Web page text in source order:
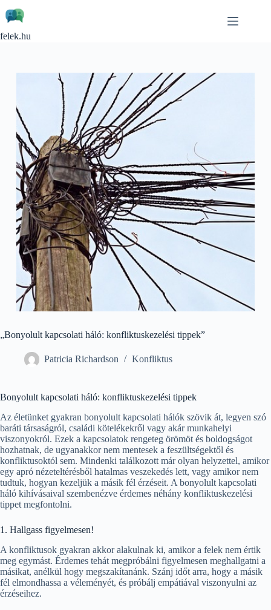
to
content
felek.hu
„Bonyolult kapcsolati háló: konfliktuskezelési tippek”
Patricia Richardson Konfliktus
Bonyolult kapcsolati háló: konfliktuskezelési tippek
Az életünket gyakran bonyolult kapcsolati hálók szövik át, legyen szó
baráti társaságról, családi kötelékekről vagy akár munkahelyi
viszonyokról. Ezek a kapcsolatok rengeteg örömöt és boldogságot
hozhatnak, de ugyanakkor nem mentesek a feszültségektől és
konfliktusoktól sem. Mindenki találkozott már olyan helyzettel, amikor
egy apró nézeteltérésből hatalmas veszekedés lett, vagy amikor nem
tudtuk, hogyan kezeljük a másik fél érzéseit. A bonyolult kapcsolati
háló kihívásaival szembenézve érdemes néhány konfliktuskezelési
tippet megfontolni.
1. Hallgass figyelmesen!
A konfliktusok gyakran akkor alakulnak ki, amikor a felek nem értik
meg egymást. Érdemes tehát megpróbálni figyelmesen meghallgatni a
másikat, anélkül hogy megszakítanánk. Szánj időt arra, hogy a másik
fél elmondhassa a véleményét, és próbálj empátiával viszonyulni az
érzéseihez.